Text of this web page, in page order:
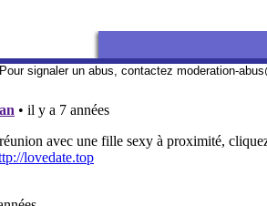
Pour signaler un abus, contactez moderation-